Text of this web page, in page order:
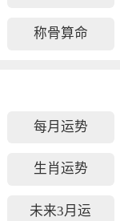
称骨算命
每月运势
生肖运势
未来3月运